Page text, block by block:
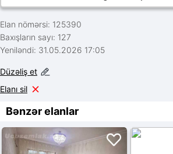
Elan nömərsi: 125390
Baxışların sayı: 127
Yeniləndi: 31.05.2026 17:05
Düzəliş et
Elanı sil
Bənzər elanlar